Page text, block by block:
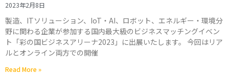
2023年2月8日
製造、ITソリューション、IoT・AI、ロボット、エネルギー・環境分
野に関わる企業が参加する国内最大級のビジネスマッチングイベン
ト「彩の国ビジネスアリーナ2023」に出展いたします。 今回はリア
ルとオンライン両方での開催
Read More »